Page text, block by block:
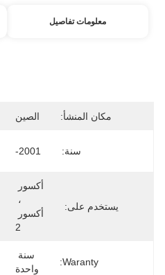
معلومات تفاصيل
مكان المنشأ: الصين
سنة: 2001-
يستخدم على:
2
Waranty:
واحدة